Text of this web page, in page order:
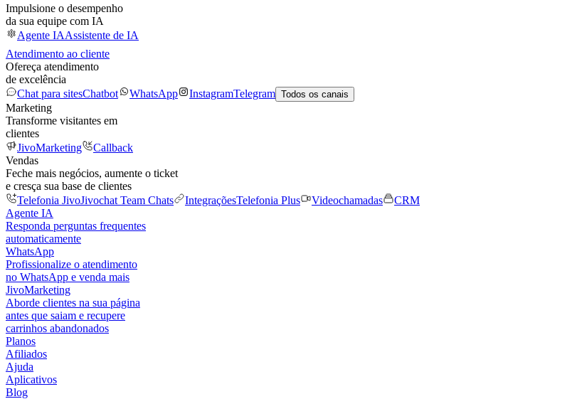
Impulsione o desempenho
da sua equipe com IA
Agente IAAssistente de IA
Atendimento ao cliente
Ofereça atendimento
de excelência
Chat para sitesChatbot WhatsApp InstagramTelegram Todos os canais
Marketing
Transforme visitantes em
clientes
JivoMarketing
Callback
Vendas
Feche mais negócios, aumente o ticket
e cresça sua base de clientes
Telefonia JivoJivochat Team Chats IntegraçõesTelefonia Plus Videochamadas
CRM
Agente IA
Responda perguntas frequentes
automaticamente
WhatsApp
Profissionalize o atendimento
no WhatsApp e venda mais
JivoMarketing
Aborde clientes na sua página
antes que saiam e recupere
carrinhos abandonados
Planos
Afiliados
Ajuda
Aplicativos
Blog